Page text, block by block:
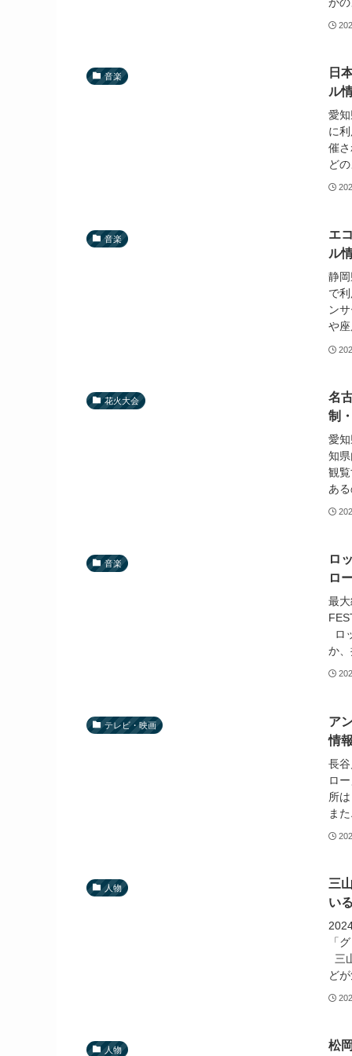
音楽
日
ル
愛
に
催
ど
音楽
エ
ル
静
で
ン
や
花火大会
名
制
愛
知
観
あ
音楽
ロ
ロ
最
ロ
か
テレビ・映画
ア
情
長
ロ
所
ま
人物
三
い
「
三
ど
人物 松